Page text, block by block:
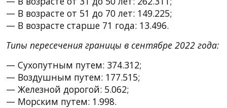
— В возрасте от 51 до 70 лет: 149.225;
— В возрасте старше 71 года: 13.496.
Типы пересечения границы в сентябре 2022 года:
— Сухопутным путем: 374.312;
— Воздушным путем: 177.515;
— Железной дорогой: 5.062;
— Морским путем: 1.998.